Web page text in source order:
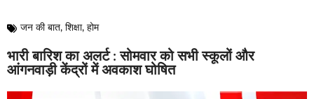
जन की बात, शिक्षा, होम
भारी बारिश का अलर्ट : सोमवार को सभी स्कूलों और
आंगनवाड़ी केंद्रों में अवकाश घोषित